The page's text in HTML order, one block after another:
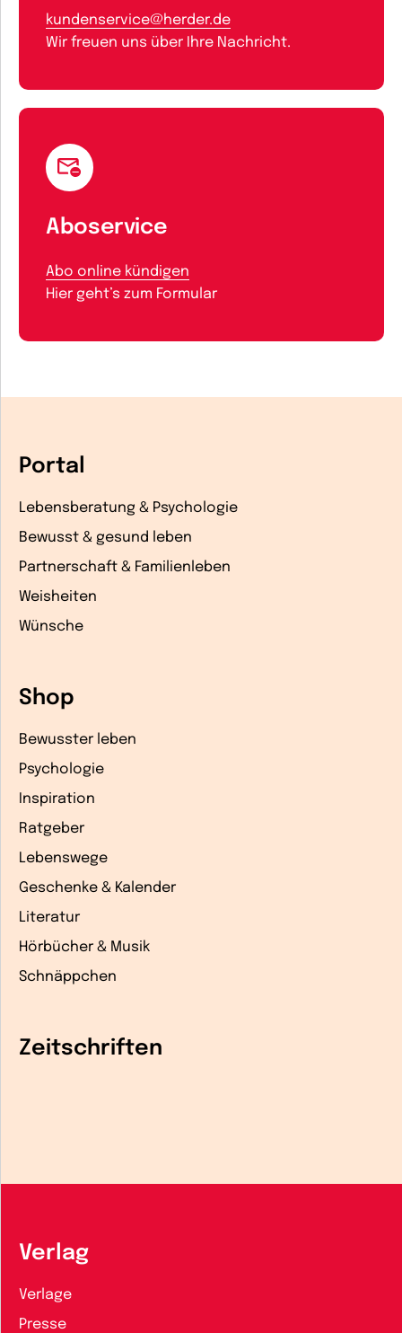
kundenservice@herder.de
Wir freuen uns über Ihre Nachricht.
Aboservice
Abo online kündigen
Hier geht’s zum Formular
Portal
Lebensberatung & Psychologie
Bewusst & gesund leben
Partnerschaft & Familienleben
Weisheiten
Wünsche
Shop
Bewusster leben
Psychologie
Inspiration
Ratgeber
Lebenswege
Geschenke & Kalender
Literatur
Hörbücher & Musik
Schnäppchen
Zeitschriften
Verlag
Verlage
Presse